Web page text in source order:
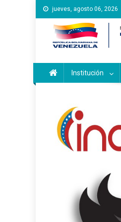
Saltar
al
contenido
jueves, agosto 06, 2026
Instituto
Inces
Institución